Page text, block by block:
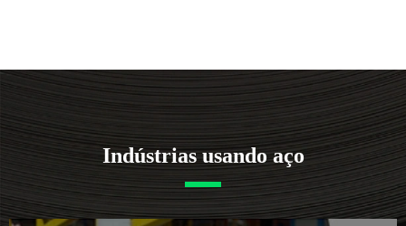
Indústrias usando aço